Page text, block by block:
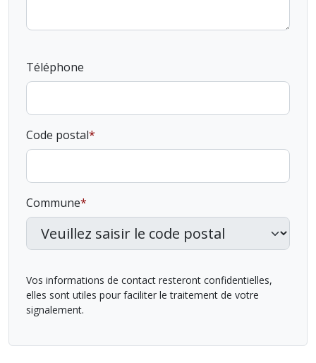
Téléphone
Code postal
Commune
Vos informations de contact resteront confidentielles,
elles sont utiles pour faciliter le traitement de votre
signalement.